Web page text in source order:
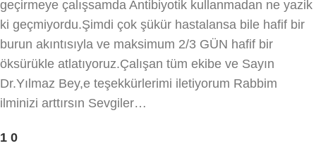
geçirmeye çalışsamda Antibiyotik kullanmadan ne yazik
ki geçmiyordu.Şimdi çok şükür hastalansa bile hafif bir
burun akıntısıyla ve maksimum 2/3 GÜN hafif bir
öksürükle atlatıyoruz.Çalışan tüm ekibe ve Sayın
Dr.Yılmaz Bey,e teşekkürlerimi iletiyorum Rabbim
ilminizi arttırsın Sevgiler…
1 0